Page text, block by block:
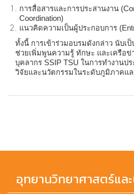
การสื่อสารและการประสานงาน (
Coordination)
แนวคิดความเป็นผู้ประกอบการ (
ทั้งนี้ การเข้าร่วมอบรมดังกล่าว นับเ
ช่วยเพิ่มพูนความรู้ ทักษะ และเครือ
บุคลากร SSIP TSU ในการทำงานป
วิจัยและนวัตกรรมในระดับภูมิภาคแล
อุทยานวิทยาศาสตร์แล